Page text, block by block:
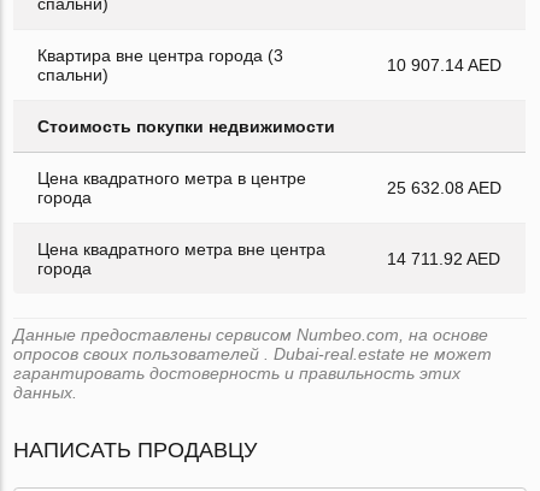
Квартира вне центра города (3
спальни)
10 907.14 AED
Стоимость покупки недвижимости
Цена квадратного метра в центре
города
25 632.08 AED
Цена квадратного метра вне центра
города
14 711.92 AED
Данные предоставлены сервисом Numbeo.com, на основе
опросов своих пользователей . Dubai-real.estate не может
гарантировать достоверность и правильность этих
данных.
НАПИСАТЬ ПРОДАВЦУ